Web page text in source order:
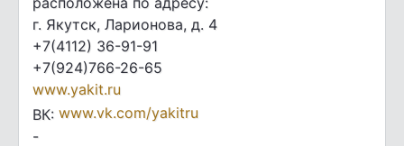
г. Якутск, Ларионова, д. 4
+7(4112) 36-91-91
+7(924)766-26-65
www.yakit.ru
ВК: www.vk.com/yakitru
-